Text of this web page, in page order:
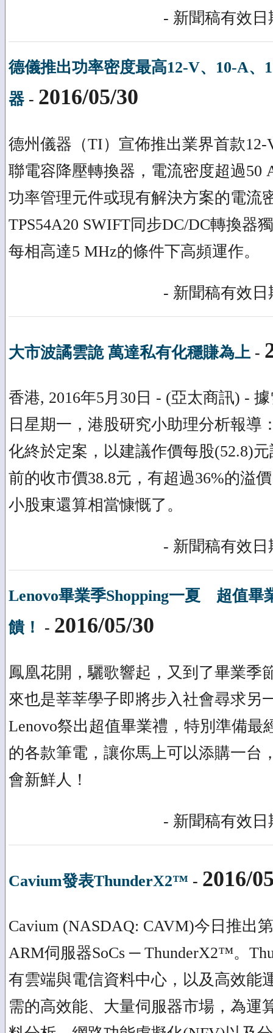
- 新聞稿有效日
德儀推出功率密度最高12-V、10-A、
器 - 2016/05/30
德州儀器（TI）宣佈推出業界首款
聯電容降壓轉換器，電流密度超過50
功率管理元件或現有解決方案的電流
TPS54A20 SWIFT同步DC/DC轉換器
每相高達5 MHz的條件下高頻運作。
- 新聞稿有效日
大市波譎雲詭 萬達私有化穩賺為上 -
香港, 2016年5月30日 - (亞太商訊) -
日星期一，港股研究小助理分析報導
化終於定案，以建議作價每股(52.8)
前的收市價38.8元，有超過36%的溢
小股東還算相當慷慨了。
- 新聞稿有效日
Lenovo畢業季Shopping一夏 超值畢
饋！
- 2016/05/30
鳳凰花開，驪歌響起，又到了畢業季
來也是莘莘學子即將步入社會尋求另
Lenovo祭出超值畢業禮，特別準備最
的各款筆電，讓你馬上可以添購一台
會新鮮人！
- 新聞稿有效日
Cavium發表ThunderX2™ - 2016/
Cavium (NASDAQ: CAVM)今日推出
ARM伺服器SoCs ─ ThunderX2™。
有雲端與電信資料中心，以及高效能
需的高效能、大量伺服器市場，為運